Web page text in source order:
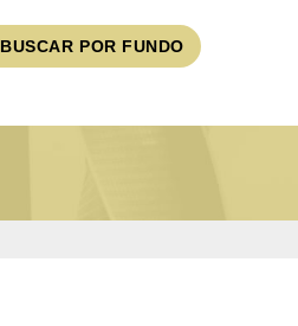
BUSCAR POR FUNDO